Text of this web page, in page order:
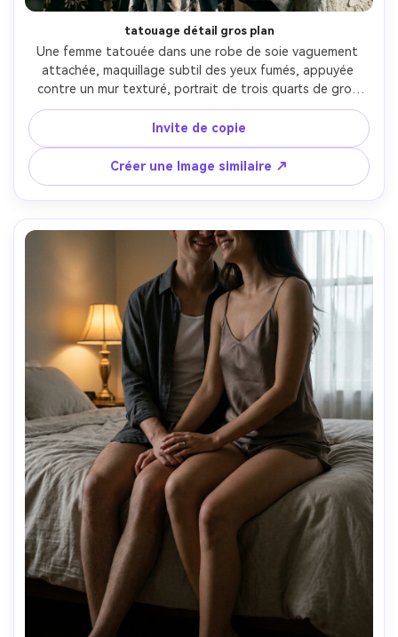
tatouage détail gros plan
Une femme tatouée dans une robe de soie vaguement
attachée, maquillage subtil des yeux fumés, appuyée
contre un mur texturé, portrait de trois quarts de gros
plan se concentrant sur le visage et la clavicule, éclairage
latéral directionnel avec décrochage doux, Nikon Z7 II,
85mm f/1.8, profondeur de champ peu profonde,
notation cinématographique atténuée, texture naturelle
de la peau, pas de lissage plastique, haute résolution-AR
4:5
Invite de copie
Créer une Image similaire ↗